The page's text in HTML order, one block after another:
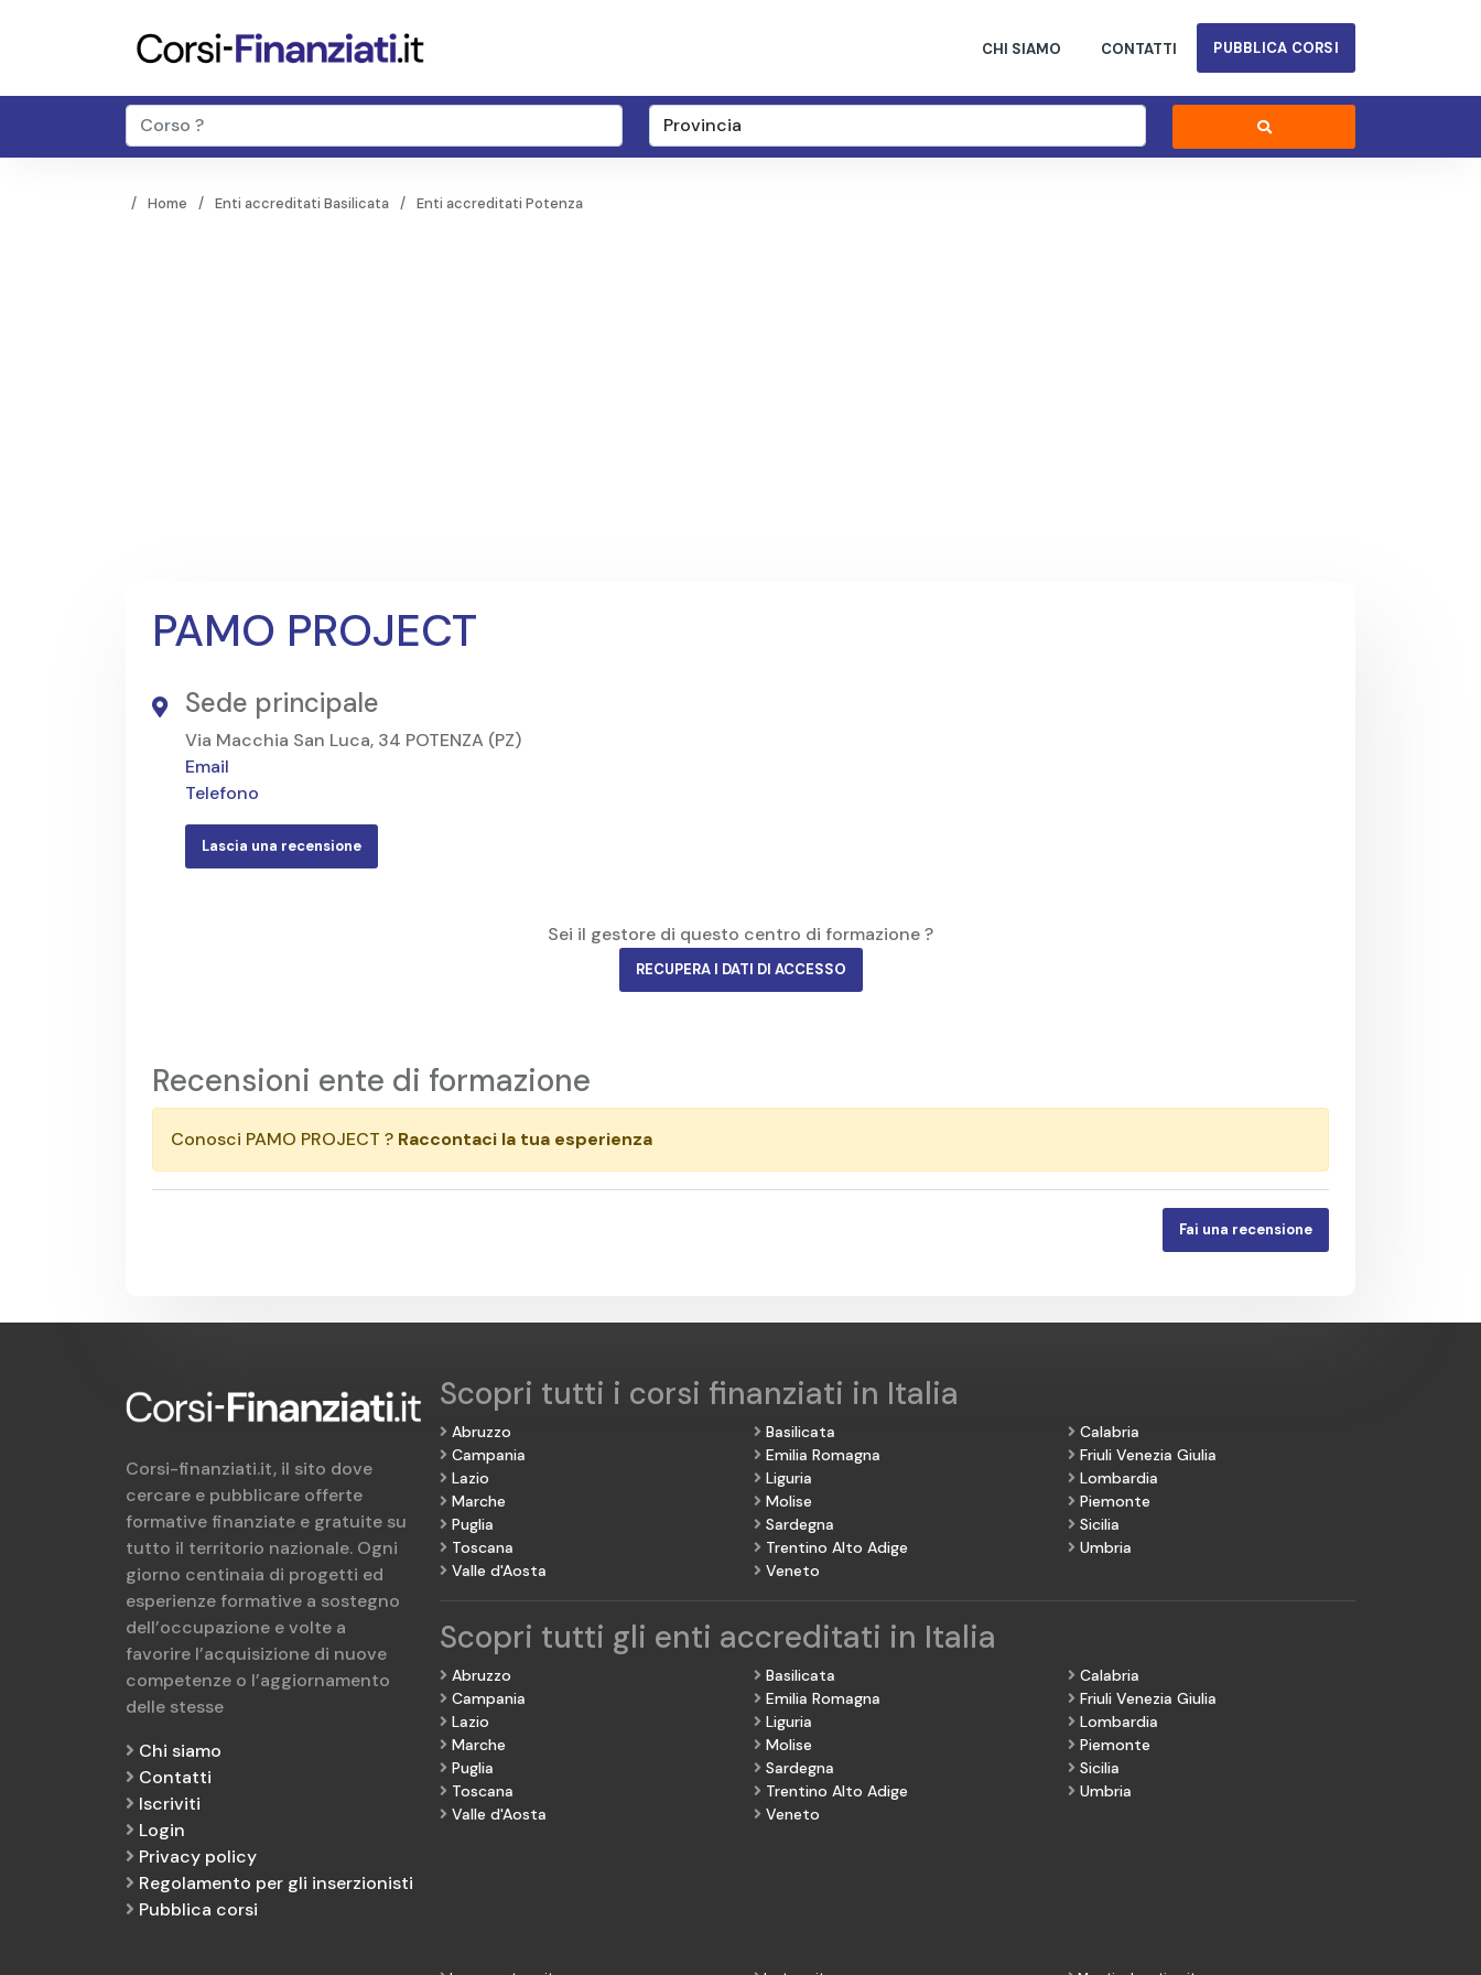
CHI SIAMO CONTATTI PUBBLICA CORSI
Home Enti accreditati Basilicata Enti accreditati Potenza
PAMO PROJECT
Sede principale
Via Macchia San Luca, 34 POTENZA (PZ)
Email
Telefono
Lascia una recensione
Sei il gestore di questo centro di formazione ?
RECUPERA I DATI DI ACCESSO
Recensioni ente di formazione
Conosci PAMO PROJECT ? Raccontaci la tua esperienza
Fai una recensione
Corsi-finanziati.it, il sito dove
cercare e pubblicare offerte
formative finanziate e gratuite su
tutto il territorio nazionale. Ogni
giorno centinaia di progetti ed
esperienze formative a sostegno
dell’occupazione e volte a
favorire l’acquisizione di nuove
competenze o l’aggiornamento
delle stesse
Chi siamo
Contatti
Iscriviti
Login
Privacy policy
Regolamento per gli inserzionisti
Pubblica corsi
Scopri tutti i corsi finanziati in Italia
Abruzzo Basilicata
Calabria
Campania
Emilia Romagna
Friuli Venezia Giulia
Lazio
Liguria
Lombardia
Marche
Molise
Piemonte
Puglia
Sardegna
Sicilia
Toscana
Trentino Alto Adige
Umbria
Valle d'Aosta
Veneto
Scopri tutti gli enti accreditati in Italia
Abruzzo Basilicata
Calabria
Campania
Emilia Romagna
Friuli Venezia Giulia
Lazio
Liguria
Lombardia
Marche
Molise
Piemonte
Puglia
Sardegna
Sicilia
Toscana
Trentino Alto Adige
Umbria
Valle d'Aosta
Veneto